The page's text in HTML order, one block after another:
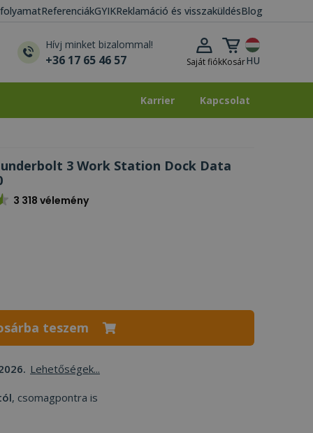
ReferenciákGYIKReklamáció és visszaküldésBlog
Hívj minket bizalommal!
+36 17 65 46 57 Saját fiók
Kosár lenyitása
KosárHU
Karrier
Karrier Kapcsolat
Kapcsolat
3 Work Station Dock Data
3 318 vélemény
teszem
Lehetőségek...
, csomagpontra is